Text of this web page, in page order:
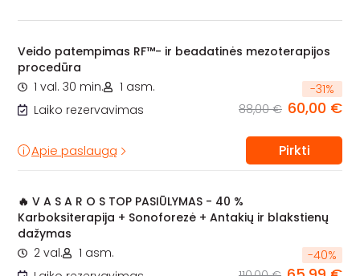
Veido patempimas RF™- ir beadatinės mezoterapijos
procedūra
1 val. 30 min.
1 asm.
Laiko rezervavimas
-31%
88,00 € 60,00 €
Apie paslaugą Pirkti
🔥 V A S A R O S TOP PASIŪLYMAS - 40 %
Karboksiterapija + Sonoforezė + Antakių ir blakstienų
dažymas
2 val.
1 asm.
-40%